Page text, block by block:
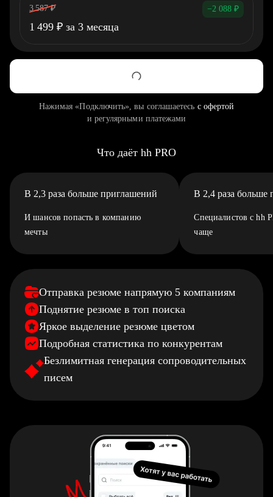
3 587 ₽ −2 088 ₽
1 499 ₽ за 3 месяца
Нажимая «Подключить», вы соглашаетесь с офертой
и регулярными платежами
Что даёт hh PRO
В 2,3 раза больше приглашений
И шансов попасть в компанию
мечты
В 2,4 раза больше
Специалистов с hh
чаще
Отправка резюме напрямую 5 компаниям
Поднятие резюме в топ поиска
Яркое выделение резюме цветом
Подробная статистика по конкурентам
Безлимитная генерация сопроводительных
писем